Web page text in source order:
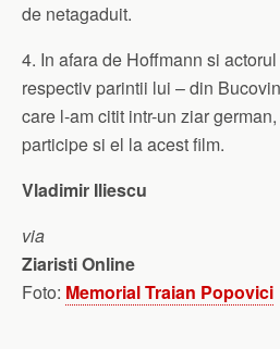
de netagaduit.
4. In afara de Hoffmann si
respectiv parintii lui – din
care l-am citit intr-un ziar
participe si el la acest film.
Vladimir Iliescu
via
Ziaristi Online
Foto: Memorial Traian Popovici